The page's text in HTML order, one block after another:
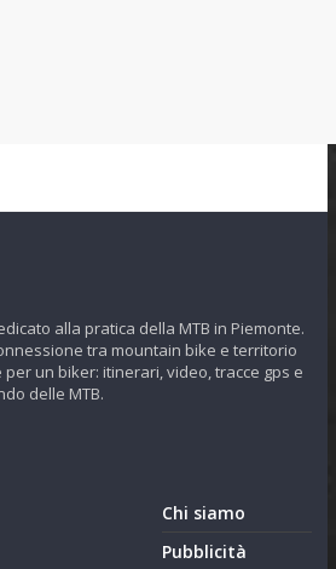
alla pratica della MTB in Piemonte.
tra mountain bike e territorio
un biker: itinerari, video, tracce gps e
delle MTB.
Chi siamo
Pubblicità